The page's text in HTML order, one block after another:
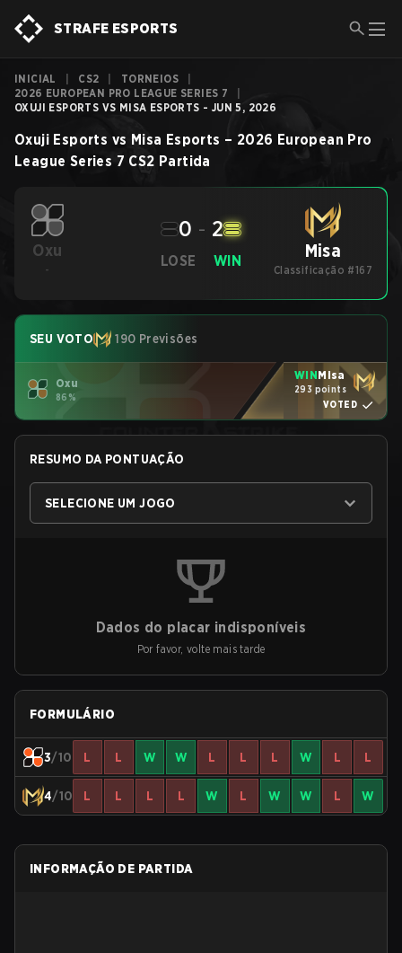
STRAFE ESPORTS
INICIAL CS2 TORNEIOS
2026 EUROPEAN PRO LEAGUE SERIES 7
OXUJI ESPORTS VS MISA ESPORTS - JUN 5, 2026
Oxuji Esports vs Misa Esports – 2026 European Pro
League Series 7 CS2 Partida
Oxu
-
LOSE
0 - 2
WIN Misa
Classificação #167
SEU VOTO 190 Previsões
Oxu
86%
WINMisa
293 points
VOTED
RESUMO DA PONTUAÇÃO
SELECIONE UM JOGO
Dados do placar indisponíveis
Por favor, volte mais tarde
FORMULÁRIO
3/10 L L W W L L L W L L
4/10 L L L L W L W W L W
INFORMAÇÃO DE PARTIDA